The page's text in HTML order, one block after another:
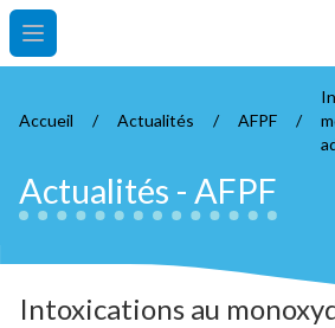
Open main menu
Accueil / Actualités / AFPF /
Actualités - AFPF
Intoxications au